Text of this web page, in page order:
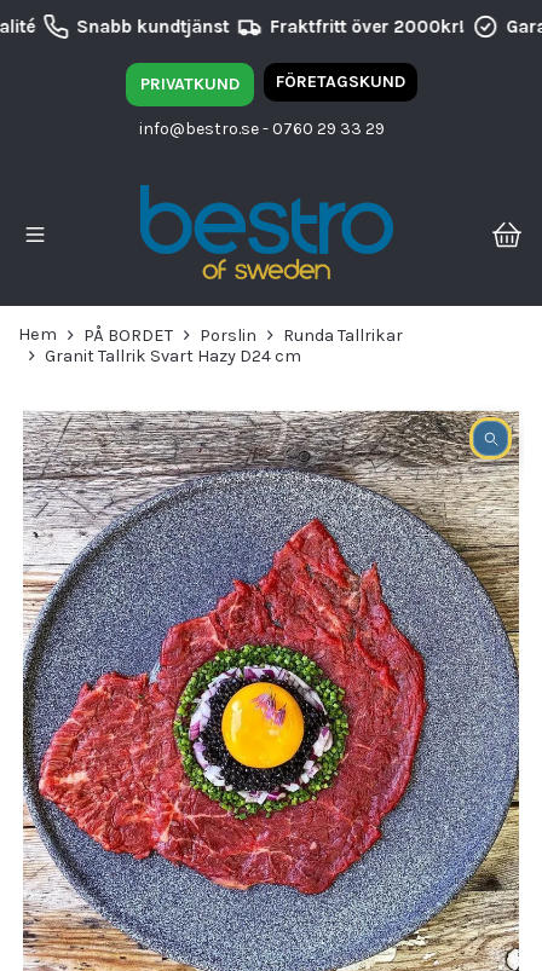
Snabb kundtjänst Fraktfritt över 2000kr!
PRIVATKUND FÖRETAGSKUND
info@bestro.se- 0760 29 33 29
Hem PÅ BORDET Porslin
Runda Tallrikar
Granit Tallrik Svart Hazy D24 cm